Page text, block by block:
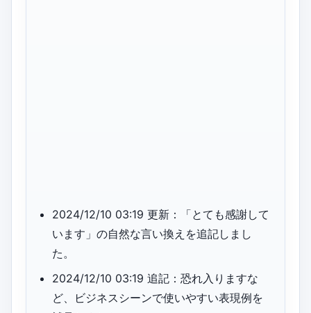
2024/12/10 03:19 更新：「とても感謝して
います」の自然な言い換えを追記しまし
た。
2024/12/10 03:19 追記：恐れ入りますな
ど、ビジネスシーンで使いやすい表現例を